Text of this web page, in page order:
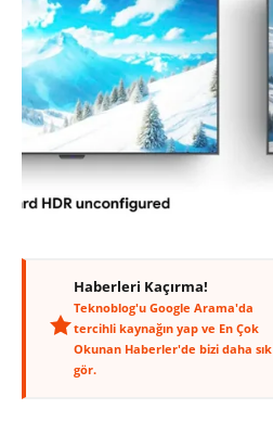
Haberleri Kaçırma!
Teknoblog'u Google Arama'da
tercihli kaynağın yap ve En Çok
Okunan Haberler'de bizi daha sık
gör.